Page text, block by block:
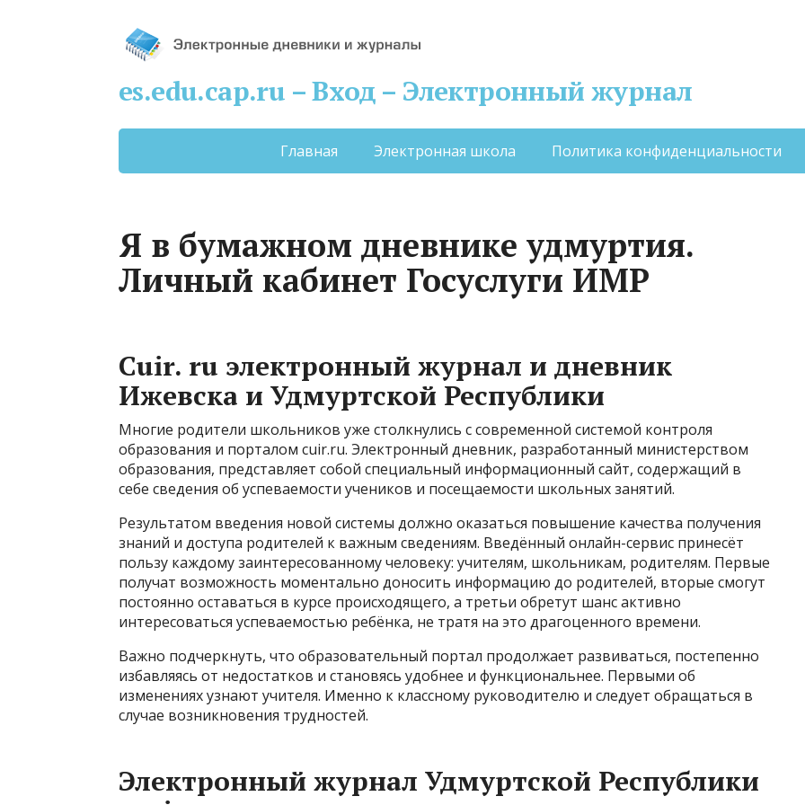
es.edu.cap.ru – Вход – Электронный журнал
Главная Электронная школа Политика конфиденциальности
Я в бумажном дневнике удмуртия.
Личный кабинет Госуслуги ИМР
Cuir. ru электронный журнал и дневник
Ижевска и Удмуртской Республики
Многие родители школьников уже столкнулись с современной системой контроля
образования и порталом cuir.ru. Электронный дневник, разработанный министерством
образования, представляет собой специальный информационный сайт, содержащий в
себе сведения об успеваемости учеников и посещаемости школьных занятий.
Результатом введения новой системы должно оказаться повышение качества получения
знаний и доступа родителей к важным сведениям. Введённый онлайн-сервис принесёт
пользу каждому заинтересованному человеку: учителям, школьникам, родителям. Первые
получат возможность моментально доносить информацию до родителей, вторые смогут
постоянно оставаться в курсе происходящего, а третьи обретут шанс активно
интересоваться успеваемостью ребёнка, не тратя на это драгоценного времени.
Важно подчеркнуть, что образовательный портал продолжает развиваться, постепенно
избавляясь от недостатков и становясь удобнее и функциональнее. Первыми об
изменениях узнают учителя. Именно к классному руководителю и следует обращаться в
случае возникновения трудностей.
Электронный журнал Удмуртской Республики